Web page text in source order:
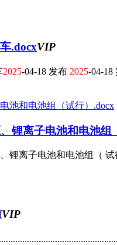
.docxVIP
2025-04-18 发布 2025-04-18
锂离子电池和电池组
锂离子电池和电池组（ 试
VIP